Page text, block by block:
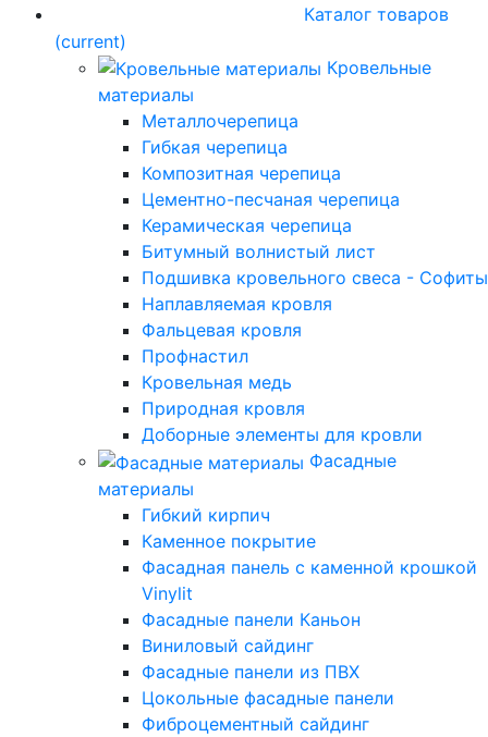
Каталог товаров
(current)
Кровельные
материалы
Металлочерепица
Гибкая черепица
Композитная черепица
Цементно-песчаная черепица
Керамическая черепица
Битумный волнистый лист
Подшивка кровельного свеса - Софиты
Наплавляемая кровля
Фальцевая кровля
Профнастил
Кровельная медь
Природная кровля
Доборные элементы для кровли
Фасадные
материалы
Гибкий кирпич
Каменное покрытие
Фасадная панель с каменной крошкой
Vinylit
Фасадные панели Каньон
Виниловый сайдинг
Фасадные панели из ПВХ
Цокольные фасадные панели
Фиброцементный сайдинг